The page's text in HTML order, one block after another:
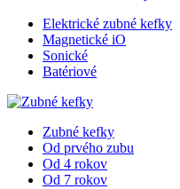
Elektrické zubné kefky
Magnetické iO
Sonické
Batériové
Zubné kefky
Od prvého zubu
Od 4 rokov
Od 7 rokov